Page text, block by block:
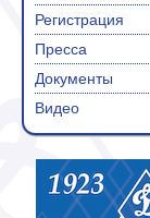
Регистрация
Пресса
Документы
Видео